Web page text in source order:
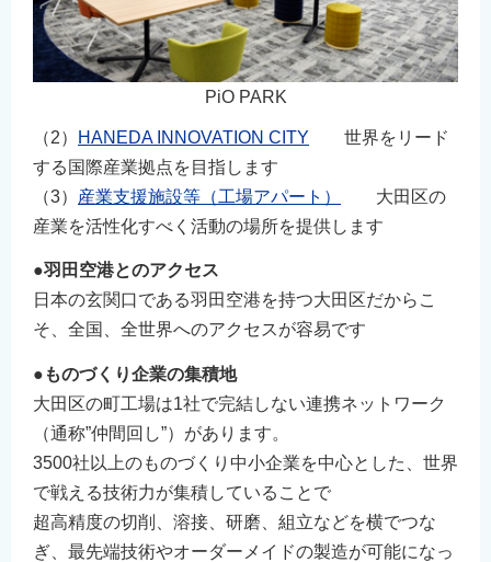
PiO PARK
（2） HANEDA INNOVATION CITY 世界をリード
する国際産業拠点を目指します
（3） 産業支援施設等（工場アパート）
大田区の
産業を活性化すべく活動の場所を提供します
●羽田空港とのアクセス
日本の玄関口である羽田空港を持つ大田区だからこ
そ、全国、全世界へのアクセスが容易です
●ものづくり企業の集積地
大田区の町工場は1社で完結しない連携ネットワーク
（通称”仲間回し”）があります。
3500社以上のものづくり中小企業を中心とした、世界
で戦える技術力が集積していることで
超高精度の切削、溶接、研磨、組立などを横でつな
ぎ、最先端技術やオーダーメイドの製造が可能になっ